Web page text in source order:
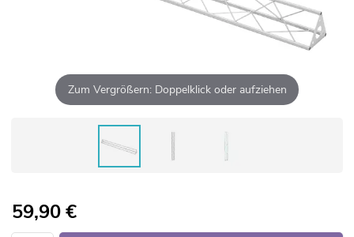
Zum Vergrößern: Doppelklick oder aufziehen
59,90€